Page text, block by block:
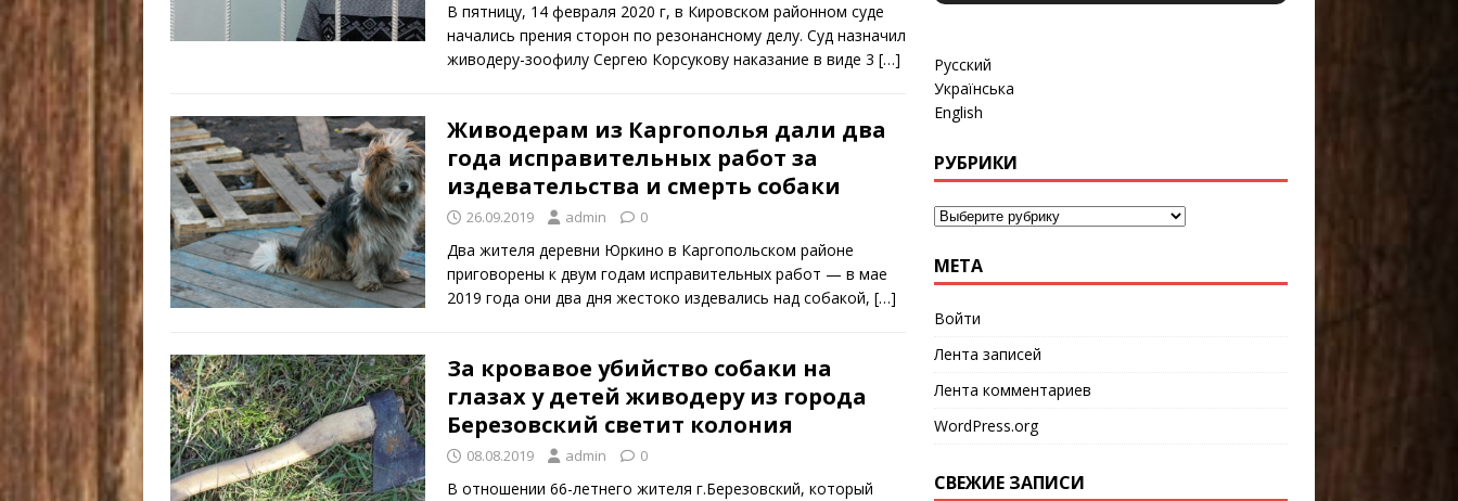
В пятницу, 14 февраля 2020 г, в Кировском районном суде
начались прения сторон по резонансному делу. Суд назначил
живодеру-зоофилу Сергею Корсукову наказание в виде 3 […]
Живодерам из Каргополья дали два
года исправительных работ за
издевательства и смерть собаки
26.09.2019 admin 0
Два жителя деревни Юркино в Каргопольском районе
приговорены к двум годам исправительных работ — в мае
2019 года они два дня жестоко издевались над собакой, […]
За кровавое убийство собаки на
глазах у детей живодеру из города
Березовский светит колония
08.08.2019 admin 0
В отношении 66-летнего жителя г.Березовский, который
Русский
Українська
English
РУБРИКИ
МЕТА
Войти
Лента записей
Лента комментариев
WordPress.org
СВЕЖИЕ ЗАПИСИ